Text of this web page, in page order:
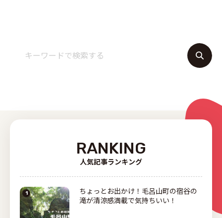
RANKING
人気記事ランキング
ちょっとお出かけ！毛呂山町の宿谷の
滝が清涼感満載で気持ちいい！